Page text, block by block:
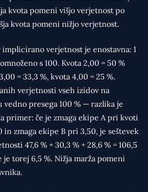
kvota pomeni višjo verjetnost po
kvota pomeni nižjo verjetnost.
verjetnost je enostavna: 1
s 100. Kvota 2,00 = 50 %
= 33,3 %, kvota 4,00 = 25 %.
verjetnosti vseh izidov na
vedno presega 100 % — razlika je
primer: če je zmaga ekipe A pri kvoti
in zmaga ekipe B pri 3,50, je seštevek
47,6 % + 30,3 % + 28,6 % = 106,5
je torej 6,5 %. Nižja marža pomeni